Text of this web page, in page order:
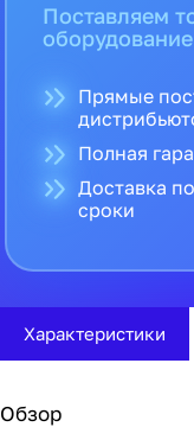
Поставляем
оборудование
Прямые
Полная
Доставка
сроки
Характеристики
Обзор